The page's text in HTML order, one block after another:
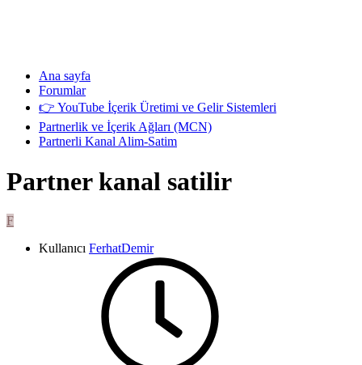
Ana sayfa
Forumlar
👉 YouTube İçerik Üretimi ve Gelir Sistemleri
Partnerlik ve İçerik Ağları (MCN)
Partnerli Kanal Alim-Satim
Partner kanal satilir
F
Kullanıcı FerhatDemir